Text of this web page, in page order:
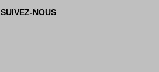
SUIVEZ-NOUS